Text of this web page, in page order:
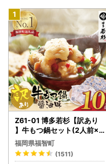
Z61-01 博多若杉【訳あり
】牛もつ鍋セット(2人前×5
) 10人前 もつ鍋
福岡県福智町
(1511)